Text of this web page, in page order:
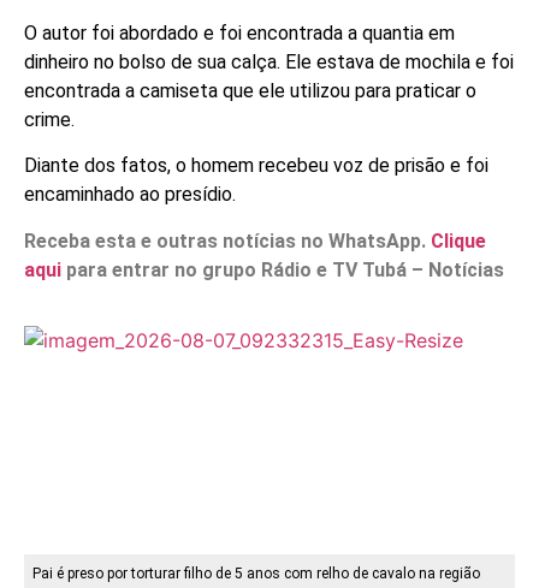
O autor foi abordado e foi encontrada a quantia em
dinheiro no bolso de sua calça. Ele estava de mochila e foi
encontrada a camiseta que ele utilizou para praticar o
crime.
Diante dos fatos, o homem recebeu voz de prisão e foi
encaminhado ao presídio.
Receba esta e outras notícias no WhatsApp. Clique
aqui para entrar no grupo Rádio e TV Tubá – Notícias
Pai é preso por torturar filho de 5 anos com relho de cavalo na região